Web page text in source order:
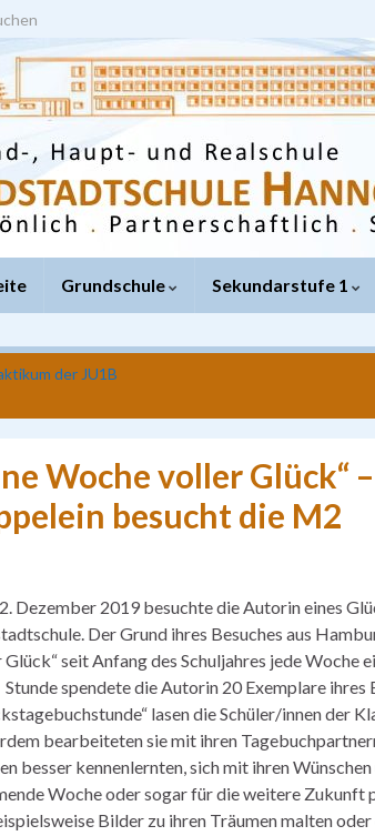
for:
Grundschule Sekundarstufe 1
der JU1B
Woche voller
besucht die M2
Dezember 2019 besuchte die Autorin eines
Der Grund ihres Besuches aus
seit Anfang des Schuljahres jede
spendete die Autorin 20 Exemplare ihres
lasen die Schüler/innen der
bearbeiteten sie mit ihren
besser kennenlernten, sich mit ihren
Woche oder sogar für die weitere
Bilder zu ihren Träumen malten